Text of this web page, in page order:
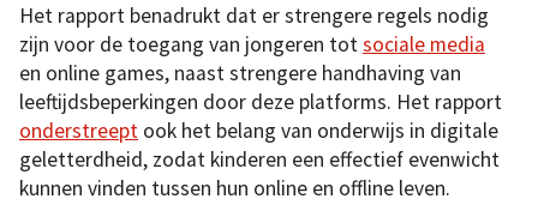
Het rapport benadrukt dat er strengere regels nodig
zijn voor de toegang van jongeren totsociale media
en online games, naast strengere handhaving van
leeftijdsbeperkingen door deze platforms. Het rapport
onderstreept ook het belang van onderwijs in digitale
geletterdheid, zodat kinderen een effectief evenwicht
kunnen vinden tussen hun online en offline leven.